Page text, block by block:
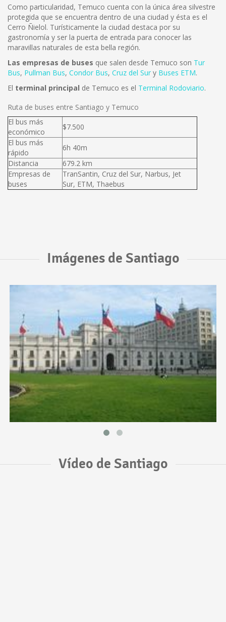
Como particularidad, Temuco cuenta con la única área silvestre
protegida que se encuentra dentro de una ciudad y ésta es el
Cerro Ñielol. Turísticamente la ciudad destaca por su
gastronomía y ser la puerta de entrada para conocer las
maravillas naturales de esta bella región.
Las empresas de buses que salen desde Temuco son Tur
Bus, Pullman Bus, Condor Bus, Cruz del Sur y Buses ETM.
El terminal principal de Temuco es el Terminal Rodoviario.
Ruta de buses entre Santiago y Temuco
El bus más
económico
$7.500
El bus más
rápido
6h 40m
Distancia
679.2 km
Empresas de
buses
TranSantin, Cruz del Sur, Narbus, Jet
Sur, ETM, Thaebus
Imágenes de Santiago
Vídeo de Santiago